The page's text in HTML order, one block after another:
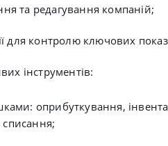
та редагування компаній;
для контролю ключових
інструментів:
оприбуткування,
;